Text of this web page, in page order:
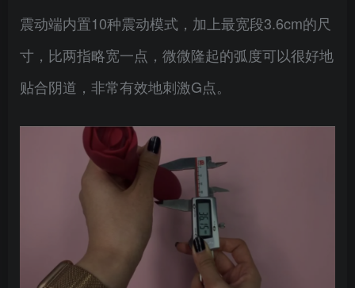
震动端内置10种震动模式，加上最宽段3.6cm的尺
寸，比两指略宽一点，微微隆起的弧度可以很好地
贴合阴道，非常有效地刺激G点。